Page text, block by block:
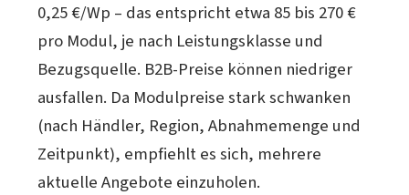
0,25 €/Wp – das entspricht etwa 85 bis 270 €
pro Modul, je nach Leistungsklasse und
Bezugsquelle. B2B-Preise können niedriger
ausfallen. Da Modulpreise stark schwanken
(nach Händler, Region, Abnahmemenge und
Zeitpunkt), empfiehlt es sich, mehrere
aktuelle Angebote einzuholen.